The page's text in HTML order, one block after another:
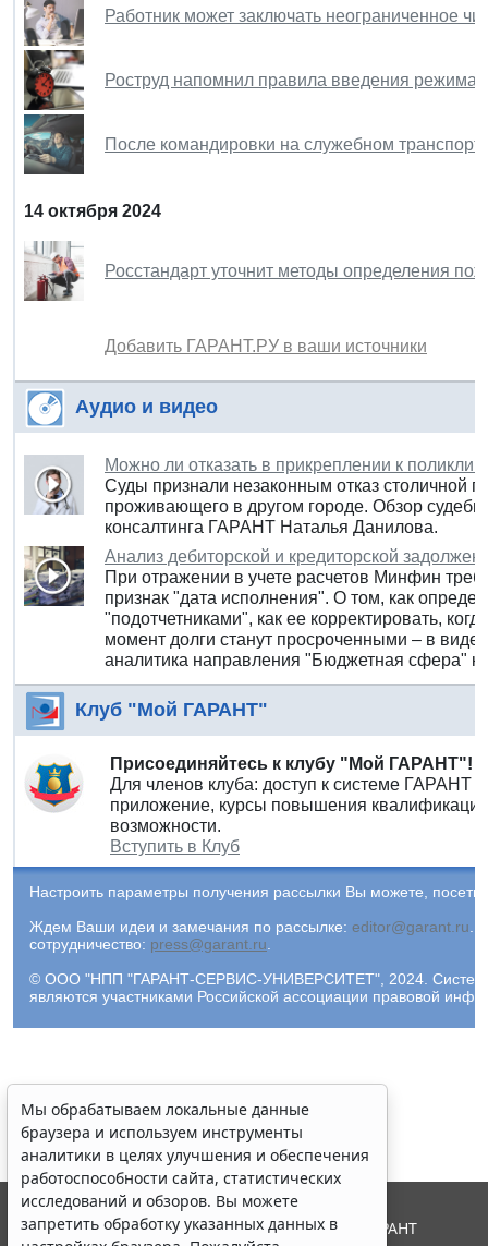
Работник может заключать неограниченное
Роструд напомнил правила введения режима
После командировки на служебном
14 октября 2024
Росстандарт уточнит методы определения
Добавить ГАРАНТ.РУ в ваши источники
Аудио и видео
Можно ли отказать в прикреплении к
Суды признали незаконным отказ столичной
проживающего в другом городе. Обзор
консалтинга ГАРАНТ Наталья Данилова.
Анализ дебиторской и кредиторской
При отражении в учете расчетов Минфин
признак "дата исполнения". О том, как
"подотчетниками", как ее корректировать,
момент долги станут просроченными – в
аналитика направления "Бюджетная сфера"
Клуб "Мой ГАРАНТ"
Присоединяйтесь к клубу "Мой ГАРАНТ"!
Для членов клуба: доступ к системе ГАРАНТ
приложение, курсы повышения
возможности.
Вступить в Клуб
Настроить параметры получения рассылки Вы можете,
Ждем Ваши идеи и замечания по рассылке: editor@garant.ru
сотрудничество: press@garant.ru
© ООО "НПП "ГАРАНТ-СЕРВИС-УНИВЕРСИТЕТ", 2024. Система
являются участниками Российской ассоциации правовой
Мы обрабатываем локальные данные
браузера и используем инструменты
аналитики в целях улучшения и обеспечения
работоспособности сайта, статистических
исследований и обзоров. Вы можете
запретить обработку указанных данных в
© ООО "НПП "ГАРАНТ-СЕРВИС", 2026. Система ГАРАНТ